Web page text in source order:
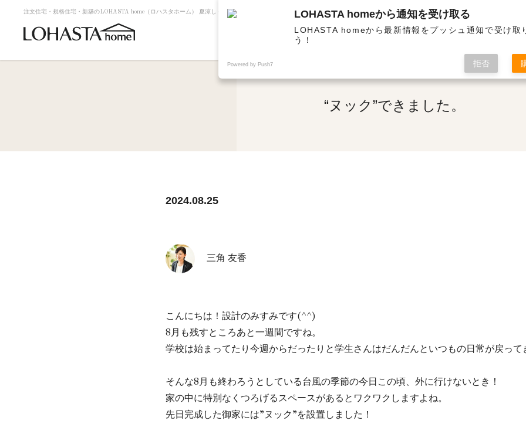
注文住宅・規格住宅・新築のLOHASTA home（ロハスタホーム） 夏涼しく冬暖かい高断熱・高気密の高性能住宅 | “ヌック”できました。
“ヌック”できました。
2024.08.25
三角 友香
こんにちは！設計のみすみです(^^)
8月も残すところあと一週間ですね。
学校は始まってたり今週からだったりと学生さんはだんだんといつもの日常が戻って
そんな8月も終わろうとしている台風の季節の今日この頃、外に行けないとき！
家の中に特別なくつろげるスペースがあるとワクワクしますよね。
先日完成した御家には”ヌック”を設置しました！
LOHASTA homeから通知を受け取る
LOHASTA homeから最新情報をプッシュ通知で受け取
う！
Powered by Push7 拒否